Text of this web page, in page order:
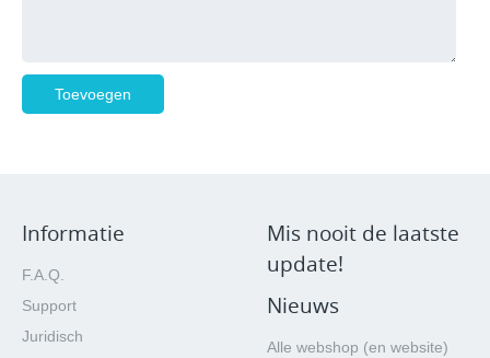
Informatie
F.A.Q.
Support
Juridisch
Mis nooit de laatste
update!
Nieuws
Alle webshop (en website)